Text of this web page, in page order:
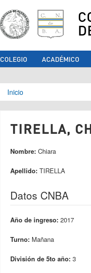
COLEGIO ACADÉMICO
Se
Inicio
TIRELLA,
Nombre: Chiara
Apellido: TIRELLA
Datos CNBA
Año de ingreso: 2017
Turno: Mañana
División de 5to año: 3